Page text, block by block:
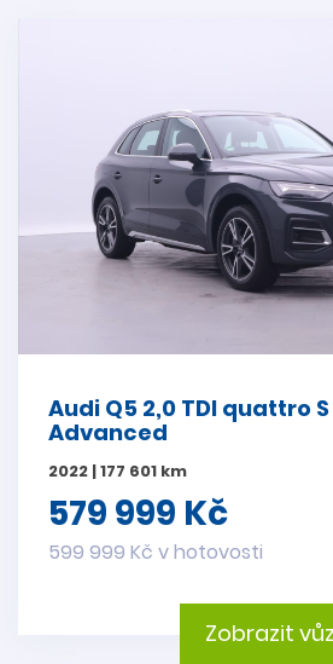
Audi Q5 2,0 TDI quattro
Advanced
2022 | 177 601 km
579 999 Kč
599 999 Kč v hotovosti
Zobrazit vůz